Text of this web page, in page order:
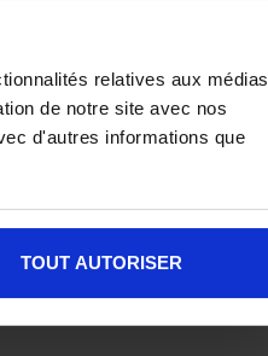
relatives aux médias
de notre site avec nos
d'autres informations que
TOUT AUTORISER